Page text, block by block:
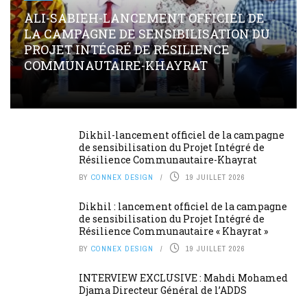
ALI-SABIEH-LANCEMENT OFFICIEL DE
LA CAMPAGNE DE SENSIBILISATION DU
PROJET INTÉGRÉ DE RÉSILIENCE
COMMUNAUTAIRE-KHAYRAT
Dikhil-lancement officiel de la campagne
de sensibilisation du Projet Intégré de
Résilience Communautaire-Khayrat
BY CONNEX DESIGN 19 JUILLET 2026
Dikhil : lancement officiel de la campagne
de sensibilisation du Projet Intégré de
Résilience Communautaire « Khayrat »
BY CONNEX DESIGN 19 JUILLET 2026
INTERVIEW EXCLUSIVE : Mahdi Mohamed
Djama Directeur Général de l’ADDS